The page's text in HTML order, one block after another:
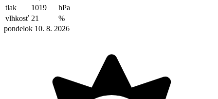
tlak
1019
hPa
vlhkosť 21
%
pondelok 10. 8. 2026